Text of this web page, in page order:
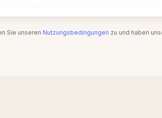
Sie unseren Nutzungsbedingungen zu und haben